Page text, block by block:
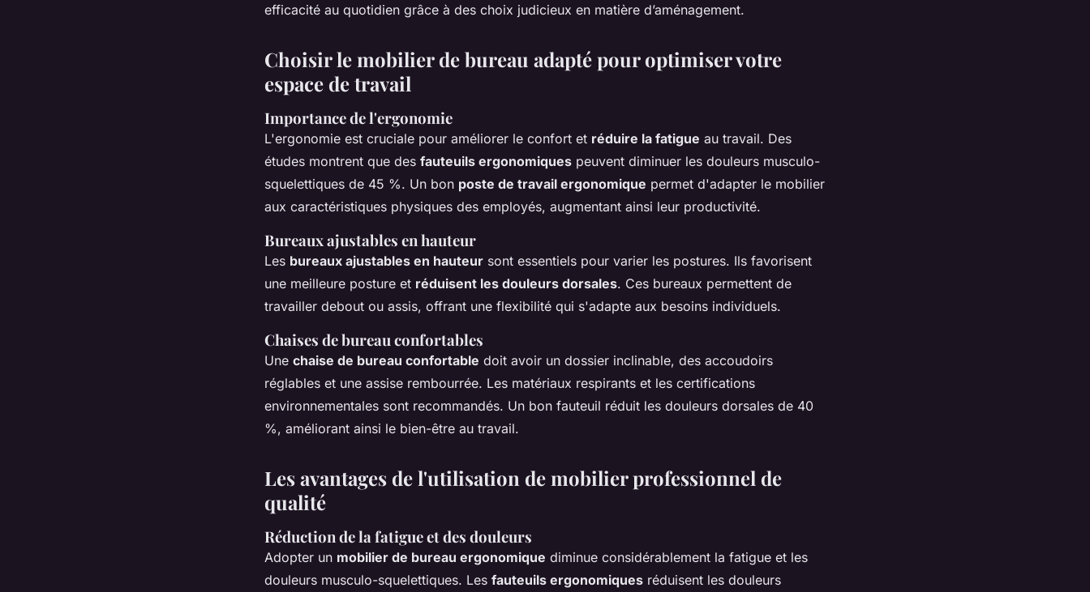
efficacité au quotidien grâce à des choix judicieux en matière d’aménagement.
Choisir le mobilier de bureau adapté pour optimiser votre
espace de travail
Importance de l'ergonomie
L'ergonomie est cruciale pour améliorer le confort et réduire la fatigue au travail. Des
études montrent que des fauteuils ergonomiques peuvent diminuer les douleurs musculo-
squelettiques de 45 %. Un bon poste de travail ergonomique permet d'adapter le mobilier
aux caractéristiques physiques des employés, augmentant ainsi leur productivité.
Bureaux ajustables en hauteur
Les bureaux ajustables en hauteur sont essentiels pour varier les postures. Ils favorisent
une meilleure posture et réduisent les douleurs dorsales. Ces bureaux permettent de
travailler debout ou assis, offrant une flexibilité qui s'adapte aux besoins individuels.
Chaises de bureau confortables
Une chaise de bureau confortable doit avoir un dossier inclinable, des accoudoirs
réglables et une assise rembourrée. Les matériaux respirants et les certifications
environnementales sont recommandés. Un bon fauteuil réduit les douleurs dorsales de 40
%, améliorant ainsi le bien-être au travail.
Les avantages de l'utilisation de mobilier professionnel de
qualité
Réduction de la fatigue et des douleurs
Adopter un mobilier de bureau ergonomique diminue considérablement la fatigue et les
douleurs musculo-squelettiques. Les fauteuils ergonomiques réduisent les douleurs